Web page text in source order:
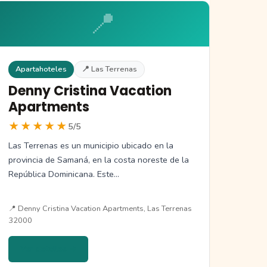
📍
Apartahoteles 📍 Las Terrenas
Denny Cristina Vacation
Apartments
★★★★★ 5/5
Las Terrenas es un municipio ubicado en la
provincia de Samaná, en la costa noreste de la
República Dominicana. Este…
📍 Denny Cristina Vacation Apartments, Las Terrenas
32000